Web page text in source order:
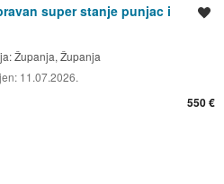
super stanje punjac i
Županja, Županja
11.07.2026.
550 €